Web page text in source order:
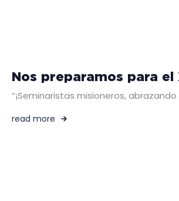
Nos preparamos para
“¡Seminaristas misioneros,
read more